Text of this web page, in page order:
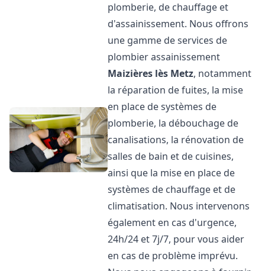
plomberie, de chauffage et
d'assainissement. Nous offrons
une gamme de services de
plombier assainissement
Maizières lès Metz, notamment
la réparation de fuites, la mise
en place de systèmes de
plomberie, la débouchage de
canalisations, la rénovation de
salles de bain et de cuisines,
ainsi que la mise en place de
systèmes de chauffage et de
climatisation. Nous intervenons
également en cas d'urgence,
24h/24 et 7j/7, pour vous aider
en cas de problème imprévu.